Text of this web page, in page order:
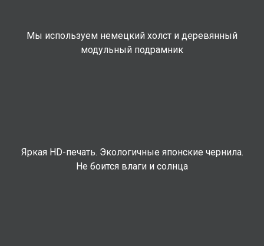
Мы используем немецкий холст и деревянный
модульный подрамник
Яркая HD-печать. Экологичные японские чернила.
Не боится влаги и солнца